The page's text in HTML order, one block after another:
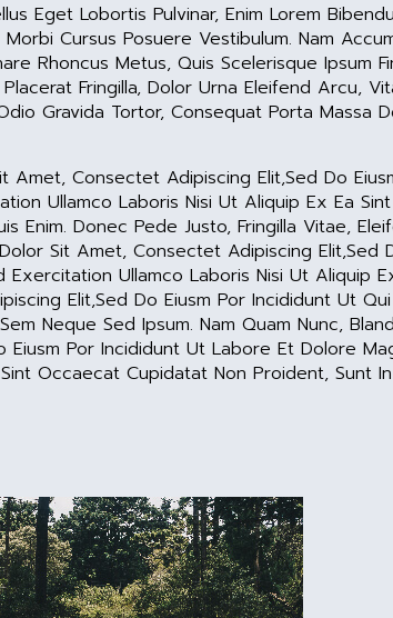
Eget Lobortis Pulvinar, Enim Lorem
Morbi Cursus Posuere Vestibulum. Nam
Rhoncus Metus, Quis Scelerisque Ipsum
Fringilla, Dolor Urna Eleifend Arcu,
Gravida Tortor, Consequat Porta Massa
Amet, Consectet Adipiscing Elit,sed Do
Ullamco Laboris Nisi Ut Aliquip Ex Ea
Enim. Donec Pede Justo, Fringilla Vitae,
Sit Amet, Consectet Adipiscing Elit,sed
Exercitation Ullamco Laboris Nisi Ut Aliquip
Elit,sed Do Eiusm Por Incididunt Ut
Neque Sed Ipsum. Nam Quam Nunc,
Eiusm Por Incididunt Ut Labore Et Dolore
Occaecat Cupidatat Non Proident, Sunt